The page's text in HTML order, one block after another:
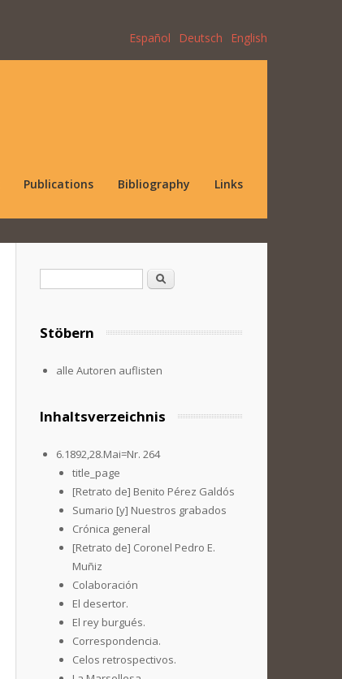
Español Deutsch English
Publications Bibliography Links
Search
Stöbern
alle Autoren auflisten
Inhaltsverzeichnis
6.1892,28.Mai=Nr. 264
title_page
[Retrato de] Benito Pérez Galdós
Sumario [y] Nuestros grabados
Crónica general
[Retrato de] Coronel Pedro E.
Muñiz
Colaboración
El desertor.
El rey burgués.
Correspondencia.
Celos retrospectivos.